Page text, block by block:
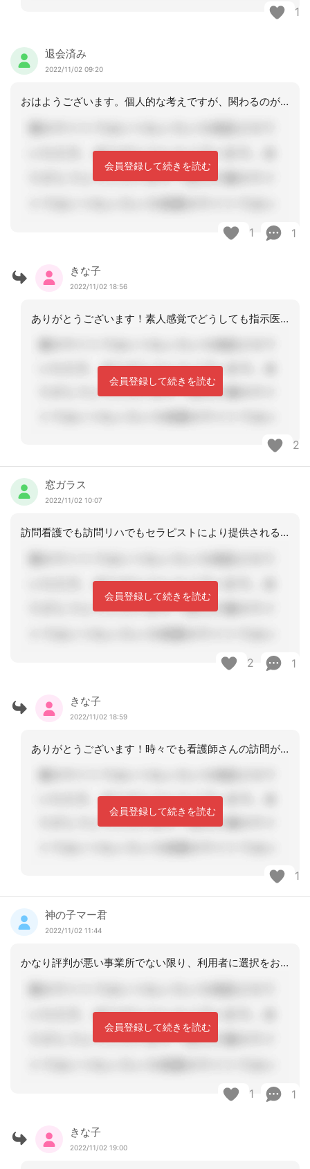
1
退会済み
2022/11/02 09:20
おはようございます。個人的な考えですが、関わるのがリハ職であれば支援内容はあまり
会員登録して続きを読む
1 1
きな子
2022/11/02 18:56
ありがとうございます！素人感覚でどうしても指示医の受診が面倒というか、提案するに
会員登録して続きを読む
2
窓ガラス
2022/11/02 10:07
訪問看護でも訪問リハでもセラピストにより提供されるリハビリに違いは無いです。なの
会員登録して続きを読む
2 1
きな子
2022/11/02 18:59
ありがとうございます！時々でも看護師さんの訪問があるのは心強いですね。こちらも訪
会員登録して続きを読む
1
神の子マー君
2022/11/02 11:44
かなり評判が悪い事業所でない限り、利用者に選択をお願いしています。
会員登録して続きを読む
1 1
きな子
2022/11/02 19:00